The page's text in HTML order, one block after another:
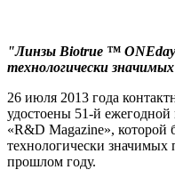
"Линзы Biotrue ™ ONEday
технологически
26 июля 2013 года
удостоены 51-й
«R&D Magazine», которой
технологически
прошлом году.